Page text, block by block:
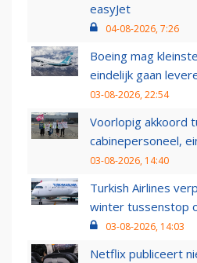
easyJet
04-08-2026, 7:26
Boeing mag
eindelijk gaan
03-08-2026, 22:54
Voorlopig akkoord
cabinepersoneel,
03-08-2026, 14:40
Turkish Airlines
winter tussenstop
03-08-2026, 14:03
Netflix publiceert